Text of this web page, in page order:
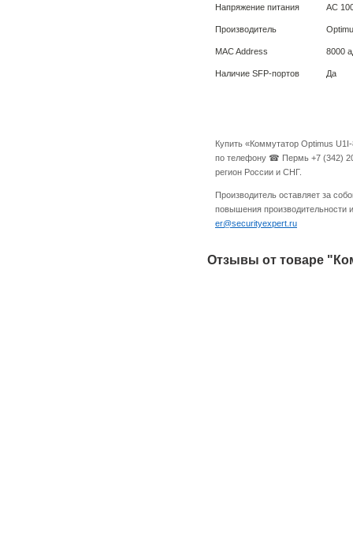
Напряжение питания АС
Производитель
MAC Address 8000
Наличие SFP-портов Да
Купить «Коммутатор Optimus
по телефону ☎ Пермь +7 (342)
регион России и СНГ.
Производитель оставляет за
повышения производительности
er@securityexpert.ru
Отзывы от товаре